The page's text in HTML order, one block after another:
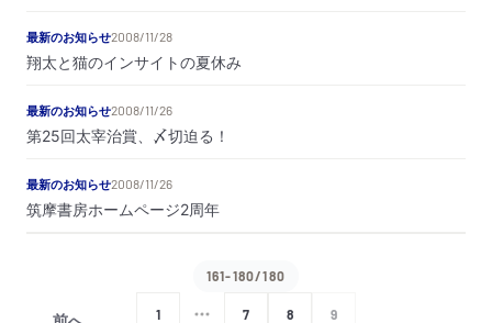
最新のお知らせ2008/11/28
翔太と猫のインサイトの夏休み
最新のお知らせ2008/11/26
第25回太宰治賞、〆切迫る！
最新のお知らせ2008/11/26
筑摩書房ホームページ2周年
161-180/180
1 7 8 9